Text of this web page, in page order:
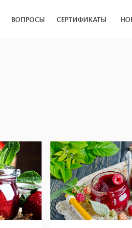
ВОПРОСЫ СЕРТИФИКАТЫ